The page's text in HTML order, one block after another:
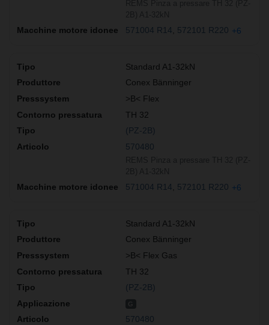
571004 R14 572101 R220 +6
Standard A1-32kN
Conex Bänninger
>B< Flex
TH 32
(PZ-2B)
570480
571004 R14 572101 R220 +6
Standard A1-32kN
Conex Bänninger
>B< Flex Gas
TH 32
(PZ-2B)
570480